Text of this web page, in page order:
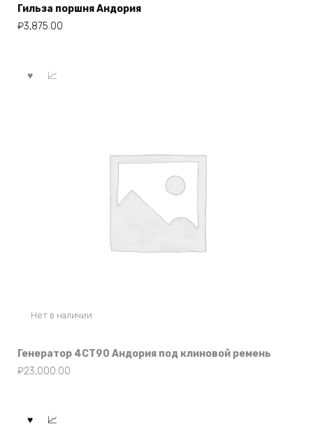
Гильза поршня Андория
₽3,875.00
Нет в наличии
Генератор 4СТ90 Андория под клиновой ремень
₽23,000.00